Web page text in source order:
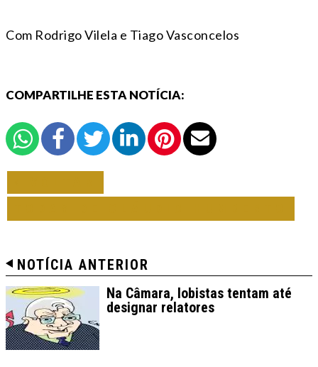
Com Rodrigo Vilela e Tiago Vasconcelos
COMPARTILHE ESTA NOTÍCIA:
NOTÍCIA ANTERIOR
Na Câmara, lobistas tentam até
designar relatores